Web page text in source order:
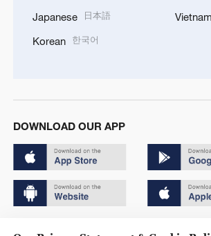
Japanese 日本語
Korean 한국어
DOWNLOAD OUR APP